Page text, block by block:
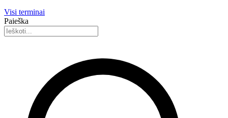
Visi terminai
Paieška